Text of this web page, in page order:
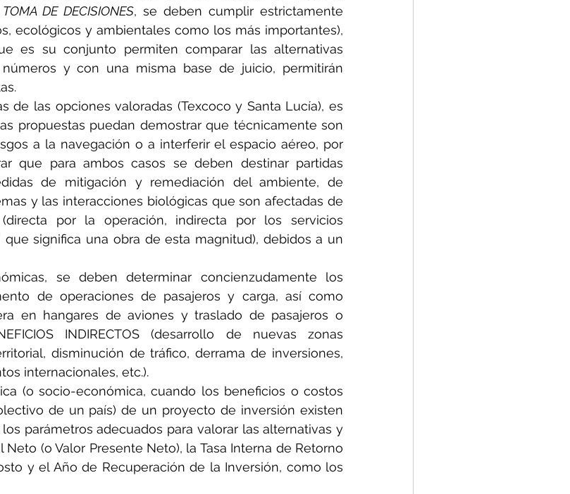
TOMA DE DECISIONES, se deben cumplir estrictamente
ecológicos y ambientales como los más importantes),
es su conjunto permiten comparar las alternativas
y con una misma base de juicio, permitirán
de las opciones valoradas (Texcoco y Santa Lucía), es
propuestas puedan demostrar que técnicamente son
a la navegación o a interferir el espacio aéreo, por
que para ambos casos se deben destinar partidas
de mitigación y remediación del ambiente, de
y las interacciones biológicas que son afectadas de
por la operación, indirecta por los servicios
significa una obra de esta magnitud), debidos a un
se deben determinar concienzudamente los
de operaciones de pasajeros y carga, así como
en hangares de aviones y traslado de pasajeros o
INDIRECTOS (desarrollo de nuevas zonas
disminución de tráfico, derrama de inversiones,
internacionales, etc.).
(o socio-económica, cuando los beneficios o costos
de un país) de un proyecto de inversión existen
parámetros adecuados para valorar las alternativas y
(o Valor Presente Neto), la Tasa Interna de Retorno
y el Año de Recuperación de la Inversión, como los